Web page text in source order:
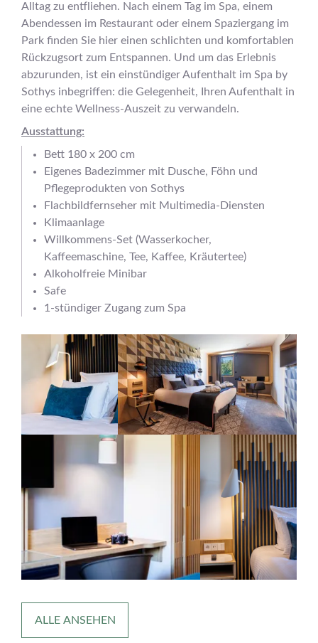
Alltag zu entfliehen. Nach einem Tag im Spa, einem
Abendessen im Restaurant oder einem Spaziergang im
Park finden Sie hier einen schlichten und komfortablen
Rückzugsort zum Entspannen. Und um das Erlebnis
abzurunden, ist ein einstündiger Aufenthalt im Spa by
Sothys inbegriffen: die Gelegenheit, Ihren Aufenthalt in
eine echte Wellness-Auszeit zu verwandeln.
Ausstattung:
Bett 180 x 200 cm
Eigenes Badezimmer mit Dusche, Föhn und
Pflegeprodukten von Sothys
Flachbildfernseher mit Multimedia-Diensten
Klimaanlage
Willkommens-Set (Wasserkocher,
Kaffeemaschine, Tee, Kaffee, Kräutertee)
Alkoholfreie Minibar
Safe
1-stündiger Zugang zum Spa
ALLE ANSEHEN